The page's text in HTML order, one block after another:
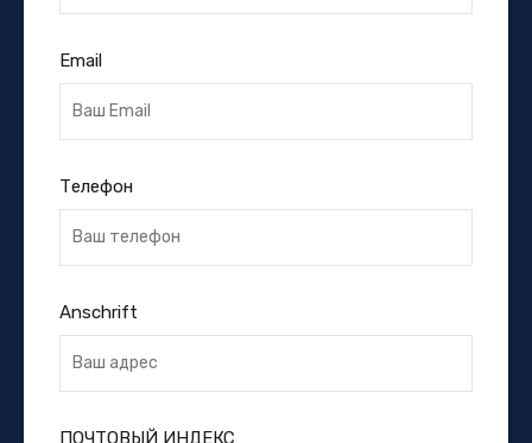
Email
Телефон
Anschrift
ПОЧТОВЫЙ ИНДЕКС